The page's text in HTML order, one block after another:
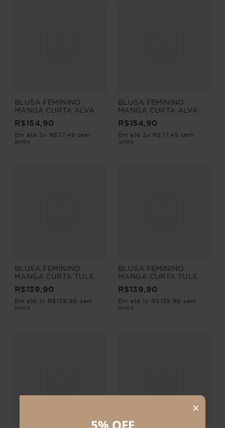
BLUSA FEMININO
MANGA CURTA ALVA
R$154,90
Em até 2 x R$ 77, 45 sem
juros
BLUSA FEMININO
MANGA CURTA ALVA
R$154,90
Em até 2 x R$ 77, 45 sem
juros
BLUSA FEMININO
MANGA CURTA TULE
R$139 90
Em até 1 x R$ 139 90 sem
juros
BLUSA FEMININO
MANGA CURTA TULE
R$139 90
Em até 1 x R$ 139 90 sem
juros